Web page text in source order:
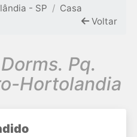
- SP
Casa
Voltar
Pq.
Hortolandia